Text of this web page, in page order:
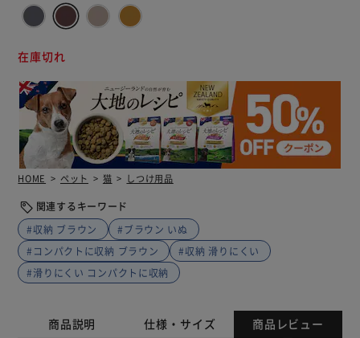
在庫切れ
HOME ペット 猫 しつけ用品
関連するキーワード
#収納 ブラウン
#ブラウン いぬ
#コンパクトに収納 ブラウン
#収納 滑りにくい
#滑りにくい コンパクトに収納
商品説明 仕様・サイズ 商品レビュー